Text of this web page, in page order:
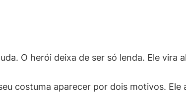
O herói deixa de ser só lenda. Ele vira
costuma aparecer por dois motivos.